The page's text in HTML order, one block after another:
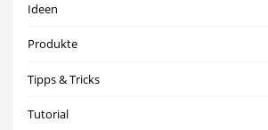
Ideen
Produkte
Tipps & Tricks
Tutorial